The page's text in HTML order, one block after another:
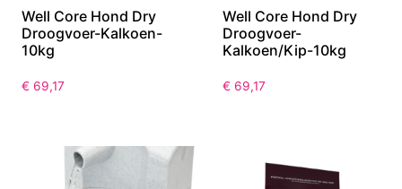
Well Core Hond Dry
Droogvoer-Kalkoen-
10kg
€ 69,17
Well Core Hond Dry
Droogvoer-
Kalkoen/Kip-10kg
€ 69,17